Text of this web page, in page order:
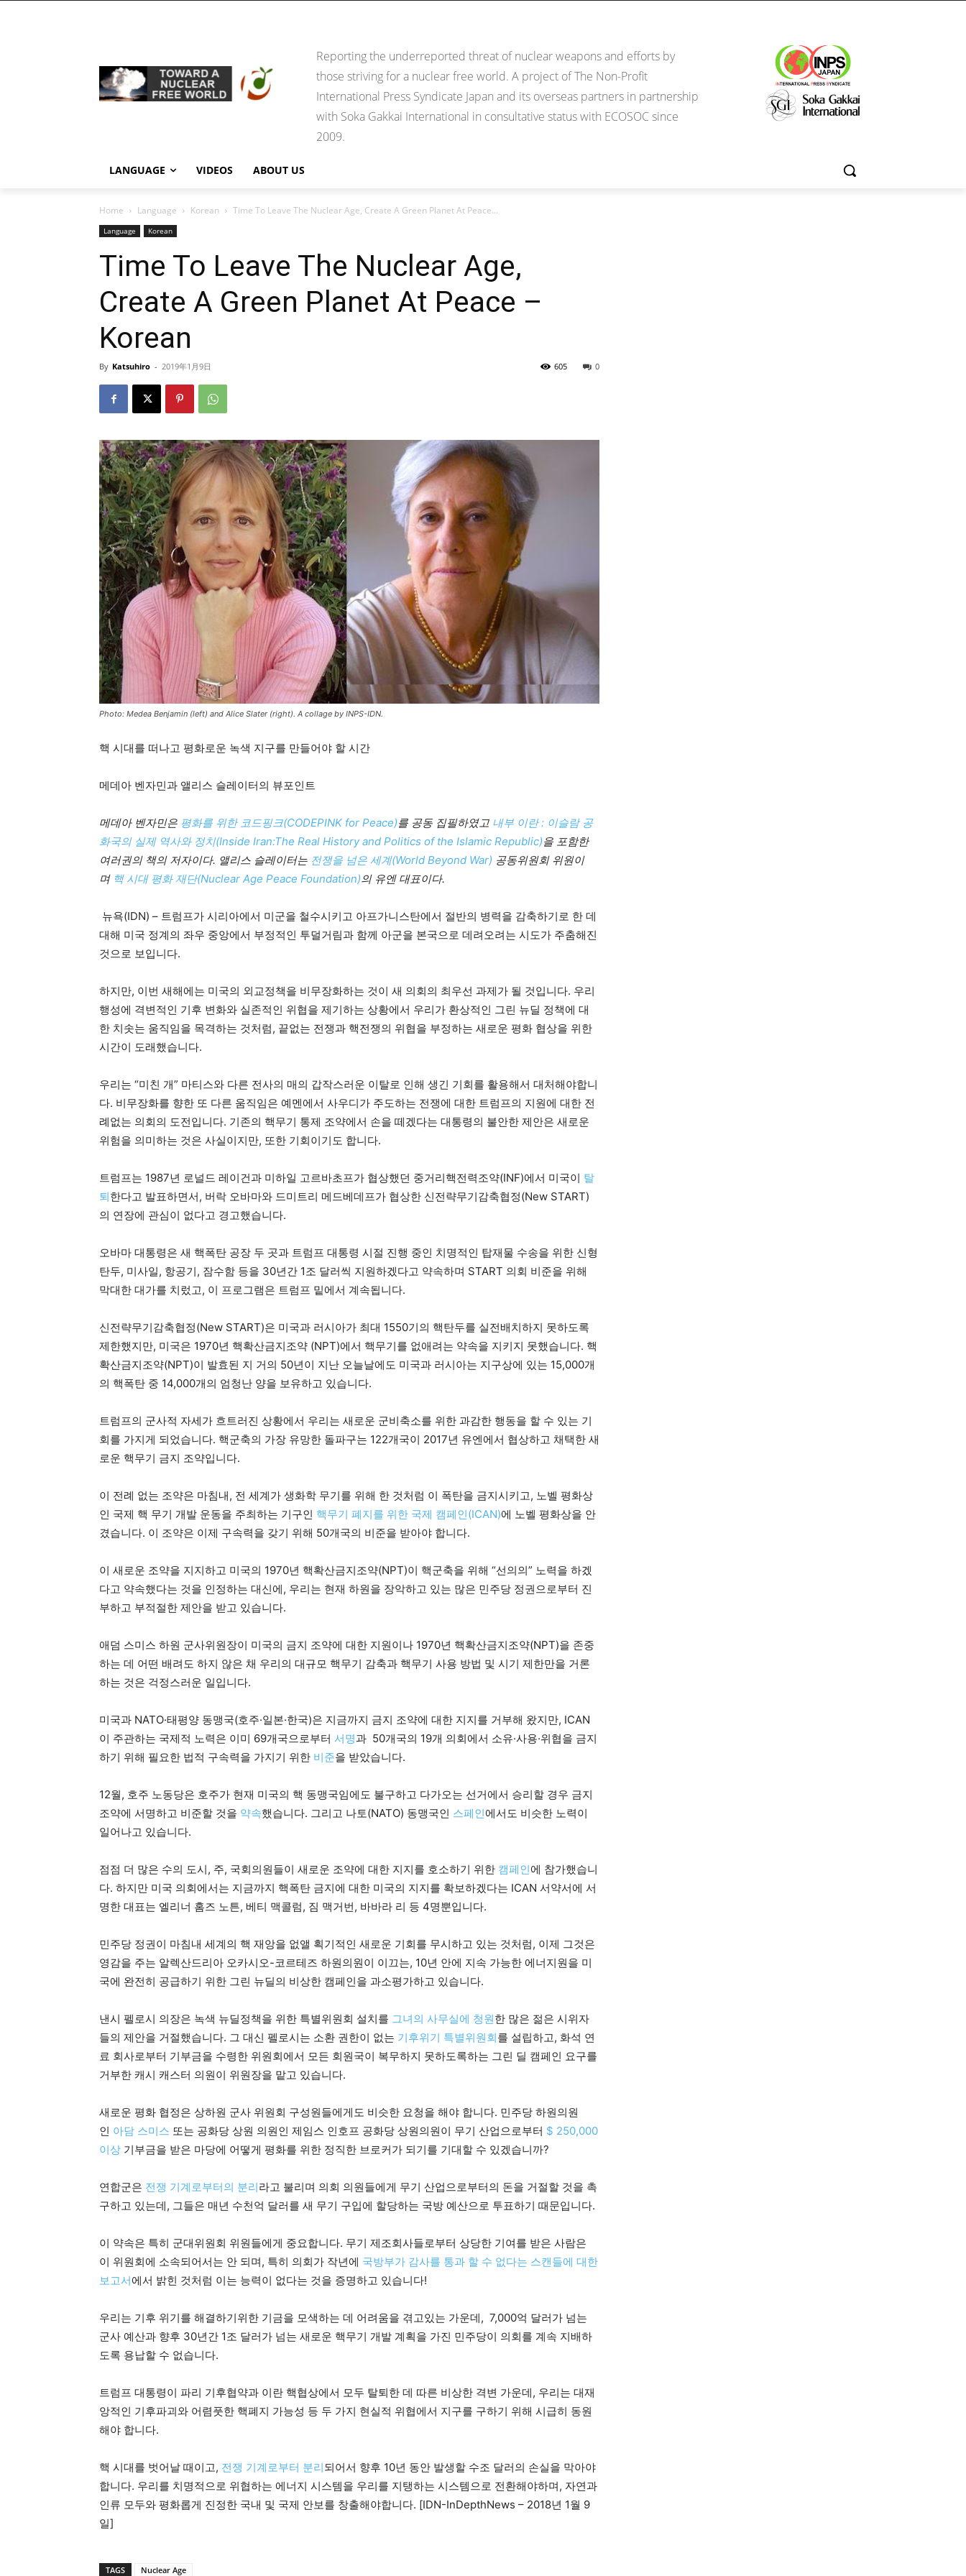
Reporting the underreported threat of nuclear weapons and efforts by
those striving for a nuclear free world. A project of The Non-Profit
International Press Syndicate Japan and its overseas partners in partnership
with Soka Gakkai International in consultative status with ECOSOC since
2009.
LANGUAGE VIDEOS ABOUT US
Home Language Korean Time To Leave The Nuclear Age, Create A Green Planet At Peace...
Language Korean
Time To Leave The Nuclear Age,
Create A Green Planet At Peace –
Korean
By Katsuhiro - 2019年1月9日 0
605
Photo: Medea Benjamin (left) and Alice Slater (right). A collage by INPS-IDN.
핵 시대를 떠나고 평화로운 녹색 지구를 만들어야 할 시간
메데아 벤자민과 앨리스 슬레이터의 뷰포인트
메데아 벤자민은 평화를 위한 코드핑크(CODEPINK for Peace)를 공동 집필하였고 내부 이란 : 이슬람 공
화국의 실제 역사와 정치(Inside Iran:The Real History and Politics of the Islamic Republic)을 포함한
여러권의 책의 저자이다. 앨리스 슬레이터는 전쟁을 넘은 세계(World Beyond War) 공동위원회 위원이
며 핵 시대 평화 재단(Nuclear Age Peace Foundation)의 유엔 대표이다.
뉴욕(IDN) – 트럼프가 시리아에서 미군을 철수시키고 아프가니스탄에서 절반의 병력을 감축하기로 한 데
대해 미국 정계의 좌우 중앙에서 부정적인 투덜거림과 함께 아군을 본국으로 데려오려는 시도가 주춤해진
것으로 보입니다.
하지만, 이번 새해에는 미국의 외교정책을 비무장화하는 것이 새 의회의 최우선 과제가 될 것입니다. 우리
행성에 격변적인 기후 변화와 실존적인 위협을 제기하는 상황에서 우리가 환상적인 그린 뉴딜 정책에 대
한 치솟는 움직임을 목격하는 것처럼, 끝없는 전쟁과 핵전쟁의 위협을 부정하는 새로운 평화 협상을 위한
시간이 도래했습니다.
우리는 “미친 개” 마티스와 다른 전사의 매의 갑작스러운 이탈로 인해 생긴 기회를 활용해서 대처해야합니
다. 비무장화를 향한 또 다른 움직임은 예멘에서 사우디가 주도하는 전쟁에 대한 트럼프의 지원에 대한 전
례없는 의회의 도전입니다. 기존의 핵무기 통제 조약에서 손을 떼겠다는 대통령의 불안한 제안은 새로운
위험을 의미하는 것은 사실이지만, 또한 기회이기도 합니다.
트럼프는 1987년 로널드 레이건과 미하일 고르바초프가 협상했던 중거리핵전력조약(INF)에서 미국이 탈
퇴한다고 발표하면서, 버락 오바마와 드미트리 메드베데프가 협상한 신전략무기감축협정(New START)
의 연장에 관심이 없다고 경고했습니다.
오바마 대통령은 새 핵폭탄 공장 두 곳과 트럼프 대통령 시절 진행 중인 치명적인 탑재물 수송을 위한 신형
탄두, 미사일, 항공기, 잠수함 등을 30년간 1조 달러씩 지원하겠다고 약속하며 START 의회 비준을 위해
막대한 대가를 치렀고, 이 프로그램은 트럼프 밑에서 계속됩니다.
신전략무기감축협정(New START)은 미국과 러시아가 최대 1550기의 핵탄두를 실전배치하지 못하도록
제한했지만, 미국은 1970년 핵확산금지조약 (NPT)에서 핵무기를 없애려는 약속을 지키지 못했습니다. 핵
확산금지조약(NPT)이 발효된 지 거의 50년이 지난 오늘날에도 미국과 러시아는 지구상에 있는 15,000개
의 핵폭탄 중 14,000개의 엄청난 양을 보유하고 있습니다.
트럼프의 군사적 자세가 흐트러진 상황에서 우리는 새로운 군비축소를 위한 과감한 행동을 할 수 있는 기
회를 가지게 되었습니다. 핵군축의 가장 유망한 돌파구는 122개국이 2017년 유엔에서 협상하고 채택한 새
로운 핵무기 금지 조약입니다.
이 전례 없는 조약은 마침내, 전 세계가 생화학 무기를 위해 한 것처럼 이 폭탄을 금지시키고, 노벨 평화상
인 국제 핵 무기 개발 운동을 주최하는 기구인 핵무기 폐지를 위한 국제 캠페인(ICAN)에 노벨 평화상을 안
겼습니다. 이 조약은 이제 구속력을 갖기 위해 50개국의 비준을 받아야 합니다.
이 새로운 조약을 지지하고 미국의 1970년 핵확산금지조약(NPT)이 핵군축을 위해 “선의의” 노력을 하겠
다고 약속했다는 것을 인정하는 대신에, 우리는 현재 하원을 장악하고 있는 많은 민주당 정권으로부터 진
부하고 부적절한 제안을 받고 있습니다.
애덤 스미스 하원 군사위원장이 미국의 금지 조약에 대한 지원이나 1970년 핵확산금지조약(NPT)을 존중
하는 데 어떤 배려도 하지 않은 채 우리의 대규모 핵무기 감축과 핵무기 사용 방법 및 시기 제한만을 거론
하는 것은 걱정스러운 일입니다.
미국과 NATO·태평양 동맹국(호주·일본·한국)은 지금까지 금지 조약에 대한 지지를 거부해 왔지만, ICAN
이 주관하는 국제적 노력은 이미 69개국으로부터 서명과 50개국의 19개 의회에서 소유·사용·위협을 금지
하기 위해 필요한 법적 구속력을 가지기 위한 비준을 받았습니다.
12월, 호주 노동당은 호주가 현재 미국의 핵 동맹국임에도 불구하고 다가오는 선거에서 승리할 경우 금지
조약에 서명하고 비준할 것을 약속했습니다. 그리고 나토(NATO) 동맹국인 스페인에서도 비슷한 노력이
일어나고 있습니다.
점점 더 많은 수의 도시, 주, 국회의원들이 새로운 조약에 대한 지지를 호소하기 위한 캠페인에 참가했습니
다. 하지만 미국 의회에서는 지금까지 핵폭탄 금지에 대한 미국의 지지를 확보하겠다는 ICAN 서약서에 서
명한 대표는 엘리너 홈즈 노튼, 베티 맥콜럼, 짐 맥거번, 바바라 리 등 4명뿐입니다.
민주당 정권이 마침내 세계의 핵 재앙을 없앨 획기적인 새로운 기회를 무시하고 있는 것처럼, 이제 그것은
영감을 주는 알렉산드리아 오카시오-코르테즈 하원의원이 이끄는, 10년 안에 지속 가능한 에너지원을 미
국에 완전히 공급하기 위한 그린 뉴딜의 비상한 캠페인을 과소평가하고 있습니다.
낸시 펠로시 의장은 녹색 뉴딜정책을 위한 특별위원회 설치를 그녀의 사무실에 청원한 많은 젊은 시위자
들의 제안을 거절했습니다. 그 대신 펠로시는 소환 권한이 없는 기후위기 특별위원회를 설립하고, 화석 연
료 회사로부터 기부금을 수령한 위원회에서 모든 회원국이 복무하지 못하도록하는 그린 딜 캠페인 요구를
거부한 캐시 캐스터 의원이 위원장을 맡고 있습니다.
새로운 평화 협정은 상하원 군사 위원회 구성원들에게도 비슷한 요청을 해야 합니다. 민주당 하원의원
인 아담 스미스 또는 공화당 상원 의원인 제임스 인호프 공화당 상원의원이 무기 산업으로부터 $ 250,000
이상 기부금을 받은 마당에 어떻게 평화를 위한 정직한 브로커가 되기를 기대할 수 있겠습니까?
연합군은 전쟁 기계로부터의 분리라고 불리며 의회 의원들에게 무기 산업으로부터의 돈을 거절할 것을 촉
구하고 있는데, 그들은 매년 수천억 달러를 새 무기 구입에 할당하는 국방 예산으로 투표하기 때문입니다.
이 약속은 특히 군대위원회 위원들에게 중요합니다. 무기 제조회사들로부터 상당한 기여를 받은 사람은
이 위원회에 소속되어서는 안 되며, 특히 의회가 작년에 국방부가 감사를 통과 할 수 없다는 스캔들에 대한
보고서에서 밝힌 것처럼 이는 능력이 없다는 것을 증명하고 있습니다!
우리는 기후 위기를 해결하기위한 기금을 모색하는 데 어려움을 겪고있는 가운데, 7,000억 달러가 넘는
군사 예산과 향후 30년간 1조 달러가 넘는 새로운 핵무기 개발 계획을 가진 민주당이 의회를 계속 지배하
도록 용납할 수 없습니다.
트럼프 대통령이 파리 기후협약과 이란 핵협상에서 모두 탈퇴한 데 따른 비상한 격변 가운데, 우리는 대재
앙적인 기후파괴와 어렴풋한 핵폐지 가능성 등 두 가지 현실적 위협에서 지구를 구하기 위해 시급히 동원
해야 합니다.
핵 시대를 벗어날 때이고, 전쟁 기계로부터 분리되어서 향후 10년 동안 발생할 수조 달러의 손실을 막아야
합니다. 우리를 치명적으로 위협하는 에너지 시스템을 우리를 지탱하는 시스템으로 전환해야하며, 자연과
인류 모두와 평화롭게 진정한 국내 및 국제 안보를 창출해야합니다. [IDN-InDepthNews – 2018년 1월 9
일]
TAGS Nuclear Age